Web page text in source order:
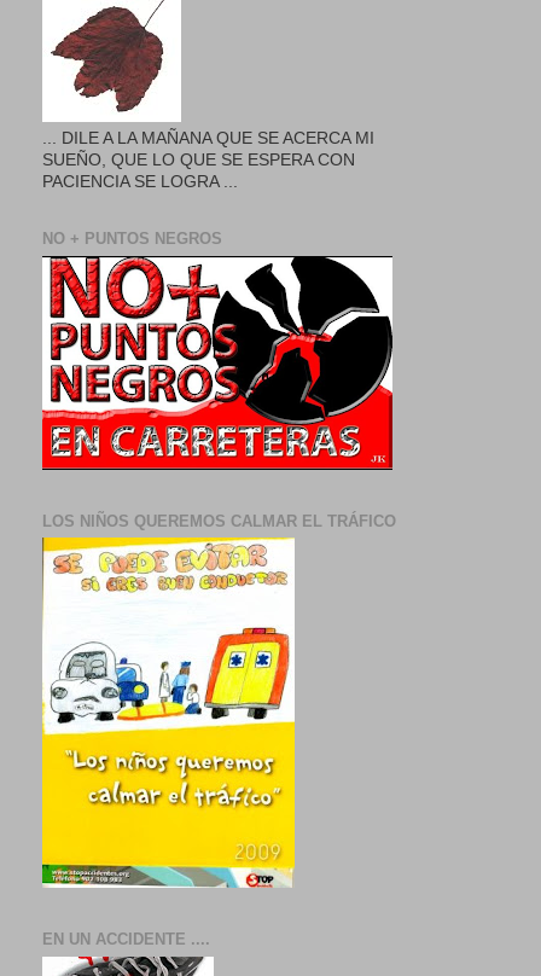
... DILE A LA MAÑANA QUE SE ACERCA MI
SUEÑO, QUE LO QUE SE ESPERA CON
PACIENCIA SE LOGRA ...
NO + PUNTOS NEGROS
LOS NIÑOS QUEREMOS CALMAR EL TRÁFICO
EN UN ACCIDENTE ....